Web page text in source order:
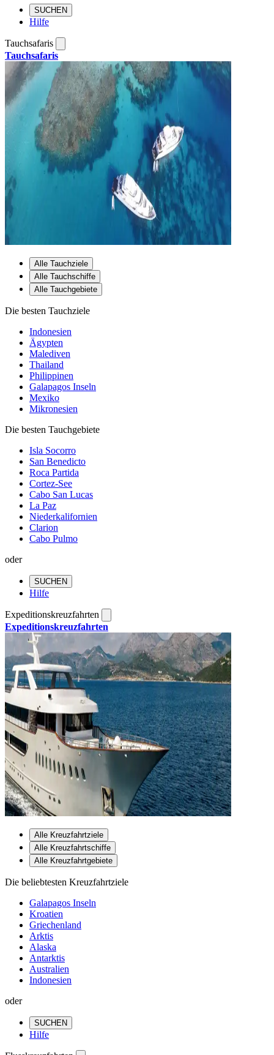
SUCHEN
Hilfe
Tauchsafaris
Tauchsafaris
Alle Tauchziele
Alle Tauchschiffe
Alle Tauchgebiete
Die besten Tauchziele
Indonesien
Ägypten
Malediven
Thailand
Philippinen
Galapagos Inseln
Mexiko
Mikronesien
Die besten Tauchgebiete
Isla Socorro
San Benedicto
Roca Partida
Cortez-See
Cabo San Lucas
La Paz
Niederkalifornien
Clarion
Cabo Pulmo
oder
SUCHEN
Hilfe
Expeditionskreuzfahrten
Expeditionskreuzfahrten
Alle Kreuzfahrtziele
Alle Kreuzfahrtschiffe
Alle Kreuzfahrtgebiete
Die beliebtesten Kreuzfahrtziele
Galapagos Inseln
Kroatien
Griechenland
Arktis
Alaska
Antarktis
Australien
Indonesien
oder
SUCHEN
Hilfe